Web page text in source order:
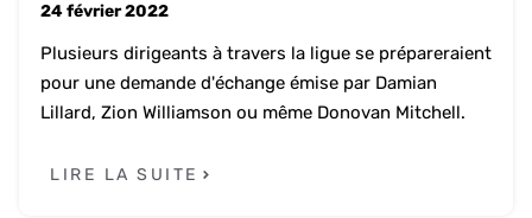
24 février 2022
Plusieurs dirigeants à travers la ligue se prépareraient
pour une demande d'échange émise par Damian
Lillard, Zion Williamson ou même Donovan Mitchell.
LIRE LA SUITE